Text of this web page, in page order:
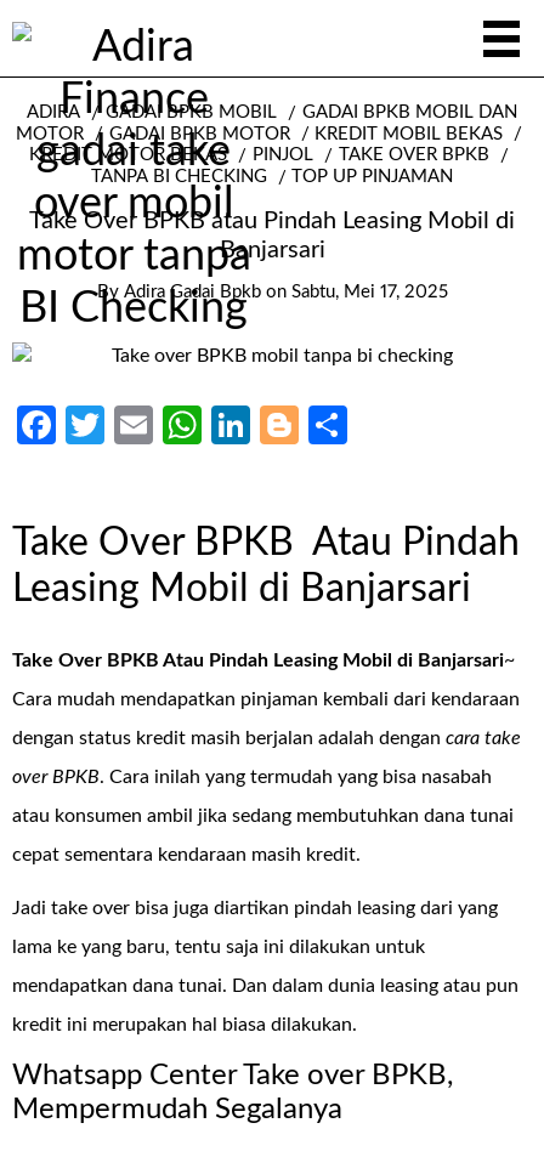
ADIRA GADAI BPKB MOBIL
GADAI BPKB MOBIL DAN
MOTOR
GADAI BPKB MOTOR
KREDIT MOBIL BEKAS
KREDIT MOTOR BEKAS
PINJOL
TAKE OVER BPKB
TANPA BI CHECKING
TOP UP PINJAMAN
Take Over BPKB atau Pindah Leasing Mobil di
Banjarsari
By Adira Gadai Bpkb on Sabtu, Mei 17, 2025
Facebook
Twitter
EmailWhatsApp
LinkedIn
Blogger
Take Over BPKB Atau Pindah
Leasing Mobil di Banjarsari
Take Over BPKB Atau Pindah Leasing Mobil di Banjarsari~
Cara mudah mendapatkan pinjaman kembali dari kendaraan
dengan status kredit masih berjalan adalah dengan cara take
over BPKB. Cara inilah yang termudah yang bisa nasabah
atau konsumen ambil jika sedang membutuhkan dana tunai
cepat sementara kendaraan masih kredit.
Jadi take over bisa juga diartikan pindah leasing dari yang
lama ke yang baru, tentu saja ini dilakukan untuk
mendapatkan dana tunai. Dan dalam dunia leasing atau pun
kredit ini merupakan hal biasa dilakukan.
Whatsapp Center Take over BPKB,
Mempermudah Segalanya